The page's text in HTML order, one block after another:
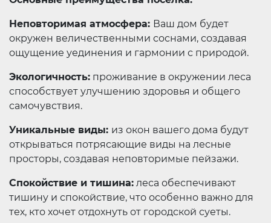
Неповторимая атмосфера: Ваш дом будет
окружен величественными соснами, создавая
ощущение уединения и гармонии с природой.
Экологичность: проживание в окружении леса
способствует улучшению здоровья и общего
самочувствия.
Уникальные виды: из окон вашего дома будут
открываться потрясающие виды на лесные
просторы, создавая неповторимые пейзажи.
Спокойствие и тишина: леса обеспечивают
тишину и спокойствие, что особенно важно для
тех, кто хочет отдохнуть от городской суеты.